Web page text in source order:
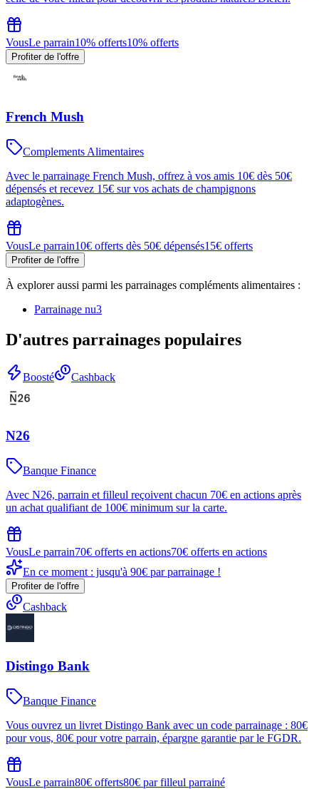
VousLe parrain10% offerts10% offerts
Profiter de l'offre
French Mush
Complements Alimentaires
Avec le parrainage French Mush, offrez à vos amis 10€ dès 50€
dépensés et recevez 15€ sur vos achats de champignons
adaptogènes.
VousLe parrain10€ offerts dès 50€ dépensés15€ offerts
Profiter de l'offre
À explorer aussi parmi les parrainages compléments alimentaires :
Parrainage nu3
D'autres parrainages populaires
Boosté Cashback
N26
Banque Finance
Avec N26, parrain et filleul reçoivent chacun 70€ en actions après
un achat qualifiant de 100€ minimum sur la carte.
VousLe parrain70€ offerts en actions70€ offerts en actions
En ce moment : jusqu'à 90€ par parrainage !
Profiter de l'offre
Cashback
Distingo Bank
Banque Finance
Vous ouvrez un livret Distingo Bank avec un code parrainage : 80€
pour vous, 80€ pour votre parrain, épargne garantie par le FGDR.
VousLe parrain80€ offerts80€ par filleul parrainé